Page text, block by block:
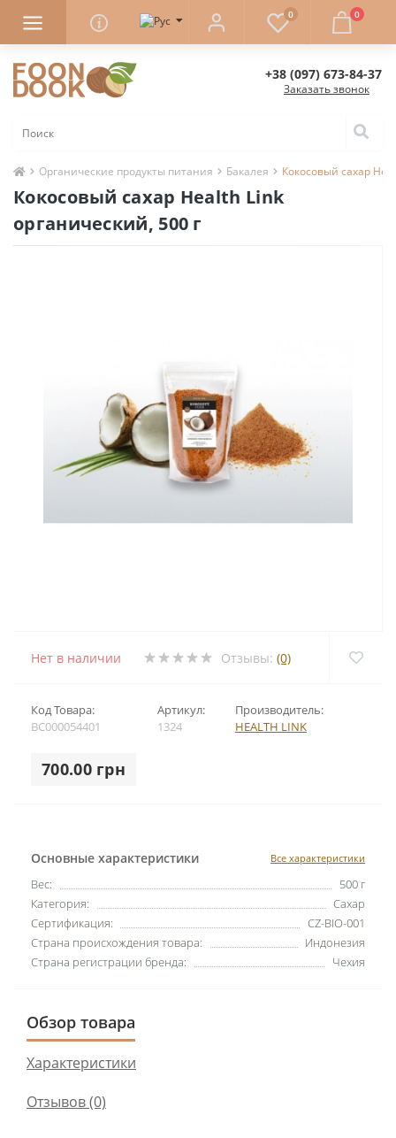
0 0
+38 (097) 673-84-37
Заказать звонок
Органические продукты питания Бакалея Кокосовый сахар
Кокосовый сахар Health Link
органический, 500 г
Нет в наличии Отзывы: (0)
Код Товара:
BC000054401
Артикул:
1324
Производитель:
HEALTH LINK
700.00 грн
Основные характеристики Все характеристики
Вес:
500 г
Категория:
Сахар
Сертификация:
CZ-BIO-001
Страна происхождения товара:
Индонезия
Страна регистрации бренда:
Чехия
Обзор товара
Характеристики
Отзывов (0)